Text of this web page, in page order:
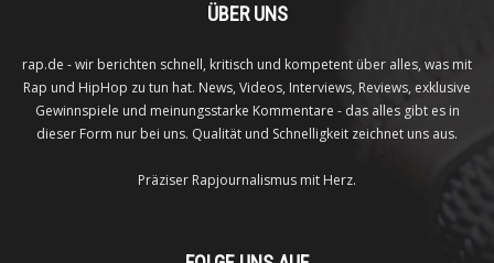
ÜBER UNS
rap.de - wir berichten schnell, kritisch und kompetent über alles, was mit
Rap und HipHop zu tun hat. News, Videos, Interviews, Reviews, exklusive
Gewinnspiele und meinungsstarke Kommentare - das alles gibt es in
dieser Form nur bei uns. Qualität und Schnelligkeit zeichnet uns aus.
Präziser Rapjournalismus mit Herz.